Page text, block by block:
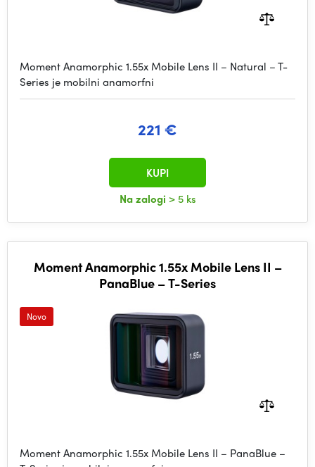
Moment Anamorphic 1.55x Mobile Lens II – Natural – T-
Series je mobilni anamorfni
221 €
Na zalogi > 5 ks
KUPI
Moment Anamorphic 1.55x Mobile Lens II –
PanaBlue – T-Series
Novo
Moment Anamorphic 1.55x Mobile Lens II – PanaBlue –